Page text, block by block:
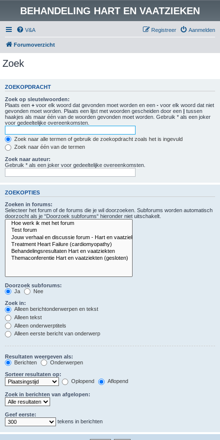
BEHANDELING HART EN VAATZIEKEN
V&A Aanmelden
Registreer
Forumoverzicht
Zoek
ZOEKOPDRACHT
Zoek op sleutelwoorden:
Plaats een + voor elk woord dat gevonden moet worden en een - voor elk woord dat niet
gevonden moet worden. Plaats een lijst met woorden gescheiden door een | tussen
haakjes als maar één van de woorden gevonden moet worden. Gebruik * als een joker
voor gedeeltelijke overeenkomsten.
Zoek naar alle termen of gebruik de zoekopdracht zoals het is ingevuld
Zoek naar één van de termen
Zoek naar auteur:
Gebruik * als een joker voor gedeeltelijke overeenkomsten.
ZOEKOPTIES
Zoeken in forums:
Selecteer het forum of de forums die je wil doorzoeken. Subforums worden automatisch
doorzocht als je “Doorzoek subforums“ hieronder niet uitschakelt.
Doorzoek subforums:
Ja
Nee
Zoek in:
Alleen berichtonderwerpen en tekst
Alleen tekst
Alleen onderwerptitels
Alleen eerste bericht van onderwerp
Resultaten weergeven als:
Berichten
Onderwerpen
Sorteer resultaten op:
Oplopend
Aflopend
Zoek in berichten van afgelopen:
Geef eerste:
tekens in berichten